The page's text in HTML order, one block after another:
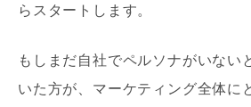
らスタートします。
もしまだ自社でペルソナがいない
いた方が、マーケティング全体に